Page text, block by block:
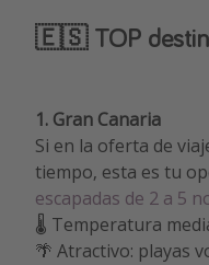
🇪🇸 TOP
1. Gran Canaria
Si en la oferta de
tiempo, esta es tu
escapadas de 2 a 5
🌡️ Temperatura
🌴 Atractivo: playas